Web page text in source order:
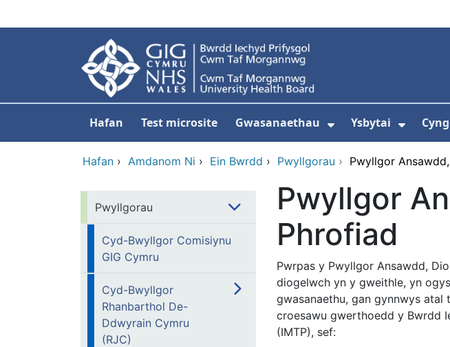
Hafan Test microsite Gwasanaethau
Dangos
Ysbytai
Hafan › Amdanom Ni › Ein Bwrdd › Pwyllgorau › Pwyllgor
Pwyllgorau
Cyd-Bwyllgor Comisiynu
GIG Cymru
Cyd-Bwyllgor
Rhanbarthol De-
Ddwyrain Cymru
(RJC)
Pwyllgor
Phrofiad
Pwrpas y Pwyllgor Ansawdd,
diogelwch yn y gweithle, yn
gwasanaethu, gan gynnwys
croesawu gwerthoedd y Bwrdd
(IMTP), sef: